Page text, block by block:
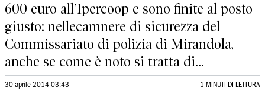
600 euro all’Ipercoop e sono finite al posto
giusto: nellecamnere di sicurezza del
Commissariato di polizia di Mirandola,
anche se come è noto si tratta di...
30 aprile 2014 03:43 1 MINUTI DI LETTURA